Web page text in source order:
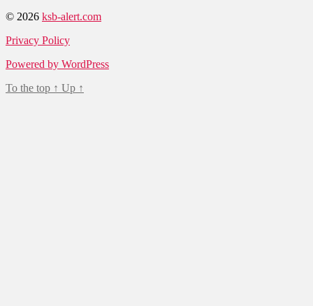
© 2026 ksb-alert.com
Privacy Policy
Powered by WordPress
To the top ↑ Up ↑